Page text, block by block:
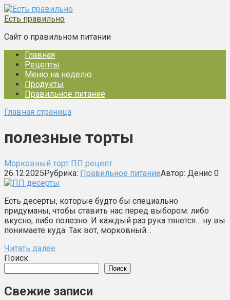
Перейти
к
Есть правильно
Сайт о правильном питании
Главная
Рецепты
Меню на неделю
Продукты
Правильное питание
Главная страница
полезные торты
Морковный торт ПП рецепт
26.12.2025Рубрика: Правильное питаниеАвтор: Денис 0
Есть десерты, которые будто бы специально
придуманы, чтобы ставить нас перед выбором: либо
вкусно, либо полезно. И каждый раз рука тянется… ну вы
понимаете куда. Так вот, морковный…
Читать далее
Поиск
Поиск
Свежие записи